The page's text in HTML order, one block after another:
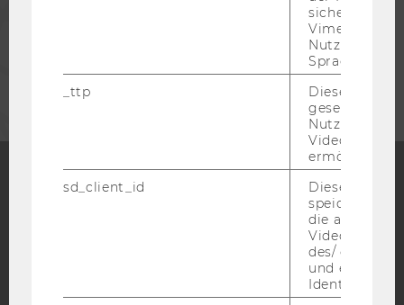
Blog
Bluesky
Vimeo in der
Nutzer
Sprache
_ttp
Dieser
gesetzt, um
Nutzung des
Videoplayers
ermöglichen
sd_client_id
Dieses Cookie
speichert
die aktuellen
des/ der
und einen